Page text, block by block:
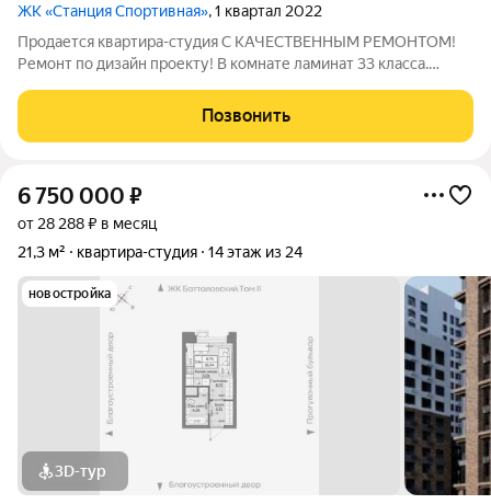
ЖК «Станция Спортивная», 1 квартал 2022
Продается квартира-студия С КАЧЕСТВЕННЫМ РЕМОНТОМ!
Ремонт по дизайн проекту! В комнате ламинат 33 класса.
сценария. В санузле душевой подиум со стеклянной ширмой,
стиральная машинка Индезит.
Позвонить
6 750 000 ₽
от 28 288 ₽ в месяц
21,3 м²
квартира-студия 14 этаж из 24
новостройка
3D-тур